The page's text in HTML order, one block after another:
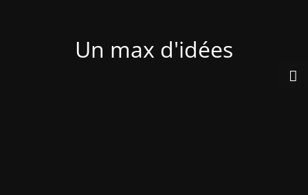
Un max d'idées